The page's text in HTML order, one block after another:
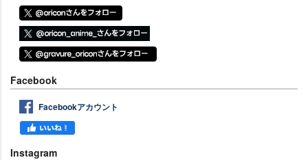
Facebook
Facebookアカウント
Instagram